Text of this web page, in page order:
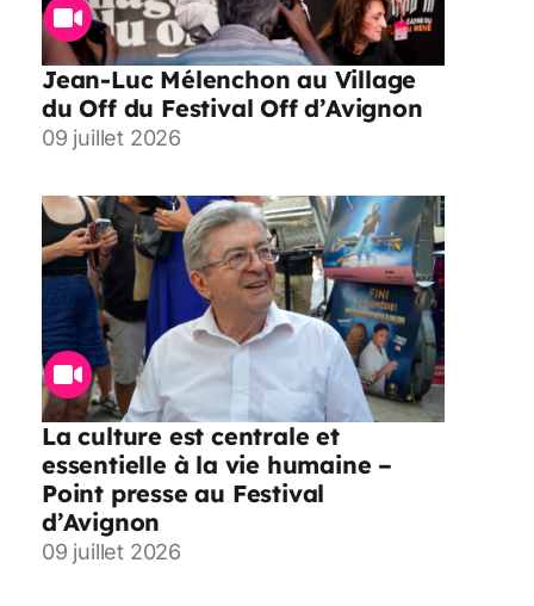
Jean-Luc Mélenchon au Village
du Off du Festival Off d’Avignon
09 juillet 2026
La culture est centrale et
essentielle à la vie humaine –
Point presse au Festival
d’Avignon
09 juillet 2026